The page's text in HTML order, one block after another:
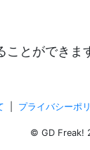
とができま
プライバシーポ
© GD Freak!